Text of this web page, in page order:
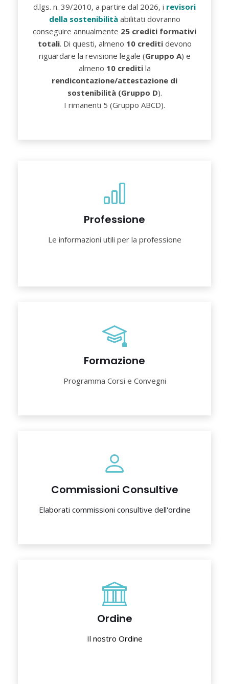
d.lgs. n. 39/2010, a partire dal 2026, i revisori
della sostenibilitàabilitati dovranno
conseguire annualmente 25 crediti formativi
totali. Di questi, almeno 10 creditidevono
riguardare la revisione legale (Gruppo A) e
almeno 10 creditila
rendicontazione/attestazione di
sostenibilità (Gruppo D).
I rimanenti 5 (Gruppo ABCD).
Professione
Le informazioni utili per la professione
Formazione
Programma Corsi e Convegni
Commissioni Consultive
Elaborati commissioni consultive dell'ordine
Ordine
Il nostro Ordine